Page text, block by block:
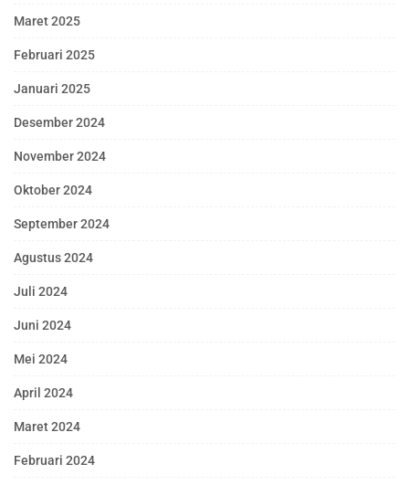
Maret 2025
Februari 2025
Januari 2025
Desember 2024
November 2024
Oktober 2024
September 2024
Agustus 2024
Juli 2024
Juni 2024
Mei 2024
April 2024
Maret 2024
Februari 2024